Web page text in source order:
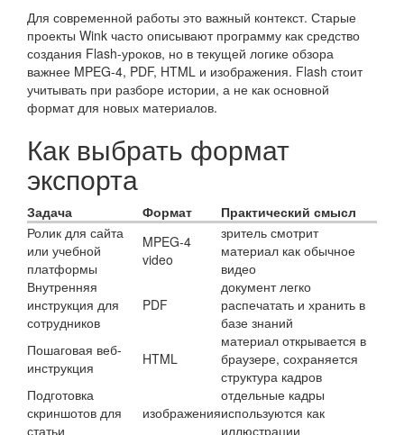
Для современной работы это важный контекст. Старые
проекты Wink часто описывают программу как средство
создания Flash-уроков, но в текущей логике обзора
важнее MPEG-4, PDF, HTML и изображения. Flash стоит
учитывать при разборе истории, а не как основной
формат для новых материалов.
Как выбрать формат
экспорта
Задача Формат
Практический смысл
Ролик для сайта
или учебной
платформы
MPEG-4
video
зритель смотрит
материал как обычное
видео
Внутренняя
инструкция для
сотрудников
PDF
документ легко
распечатать и хранить в
базе знаний
Пошаговая веб-
инструкция
HTML
материал открывается в
браузере, сохраняется
структура кадров
Подготовка
скриншотов для
статьи
изображения
отдельные кадры
используются как
иллюстрации